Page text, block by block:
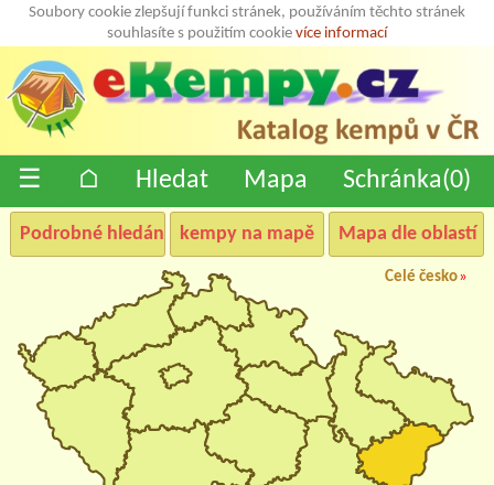
Soubory cookie zlepšují funkci stránek, používáním těchto stránek
souhlasíte s použitím cookie více informací
☰ ⌂ Hledat Mapa Schránka(0)
Podrobné hledání kempy na mapě Mapa dle oblastí
Celé česko»